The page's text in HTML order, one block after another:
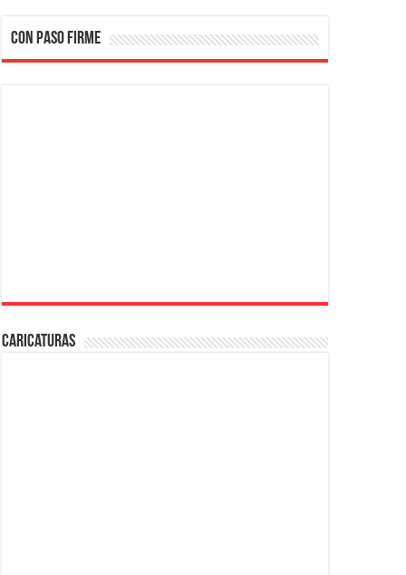
CON PASO FIRME
Caricaturas